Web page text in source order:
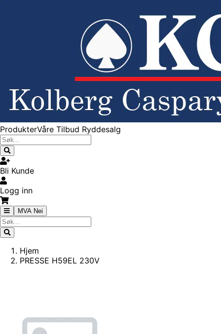
ProdukterVåre Tilbud Ryddesalg
Bli Kunde
Logg inn
MVA Nei
Hjem
PRESSE H59EL 230V